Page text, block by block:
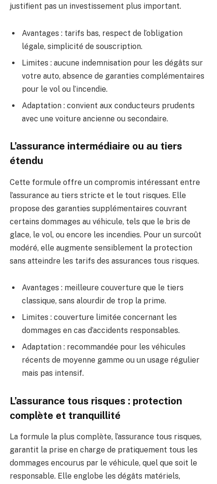
justifient pas un investissement plus important.
Avantages : tarifs bas, respect de l’obligation
légale, simplicité de souscription.
Limites : aucune indemnisation pour les dégâts sur
votre auto, absence de garanties complémentaires
pour le vol ou l’incendie.
Adaptation : convient aux conducteurs prudents
avec une voiture ancienne ou secondaire.
L’assurance intermédiaire ou au tiers
étendu
Cette formule offre un compromis intéressant entre
l’assurance au tiers stricte et le tout risques. Elle
propose des garanties supplémentaires couvrant
certains dommages au véhicule, tels que le bris de
glace, le vol, ou encore les incendies. Pour un surcoût
modéré, elle augmente sensiblement la protection
sans atteindre les tarifs des assurances tous risques.
Avantages : meilleure couverture que le tiers
classique, sans alourdir de trop la prime.
Limites : couverture limitée concernant les
dommages en cas d’accidents responsables.
Adaptation : recommandée pour les véhicules
récents de moyenne gamme ou un usage régulier
mais pas intensif.
L’assurance tous risques : protection
complète et tranquillité
La formule la plus complète, l’assurance tous risques,
garantit la prise en charge de pratiquement tous les
dommages encourus par le véhicule, quel que soit le
responsable. Elle englobe les dégâts matériels,